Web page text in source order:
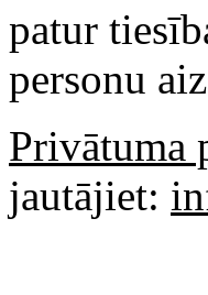
patur
personu
Privātuma
jautājiet: